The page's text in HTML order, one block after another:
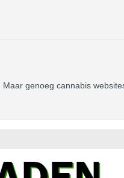
. Maar genoeg cannabis